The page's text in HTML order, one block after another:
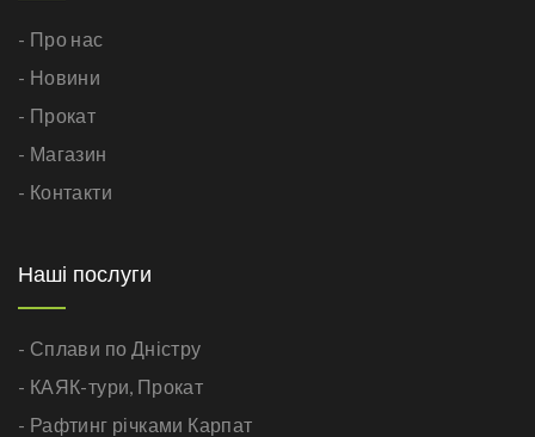
- Про нас
- Новини
- Прокат
- Магазин
- Контакти
Наші послуги
- Сплави по Дністру
- КАЯК-тури, Прокат
- Рафтинг річками Карпат